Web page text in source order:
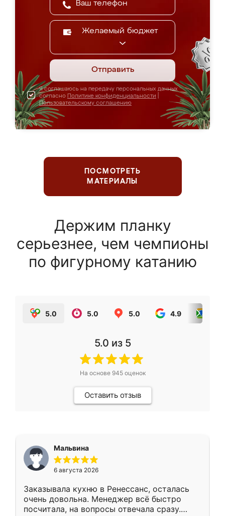
Желаемый бюджет
Отправить
Я соглашаюсь на передачу персональных данных
согласно Политике конфиденциальности
Пользовательскому соглашению
ПОСМОТРЕТЬ
МАТЕРИАЛЫ
Держим планку
серьезнее, чем чемпионы
по фигурному катанию
5.0 5.0 5.0 4.9
5.0 из 5
На основе 945оценок
Оставить отзыв
Мальвина
6 августа 2026
Заказывала кухню в Ренессанс, осталась
очень довольна. Менеджер всё быстро
посчитала, на вопросы отвечала сразу.